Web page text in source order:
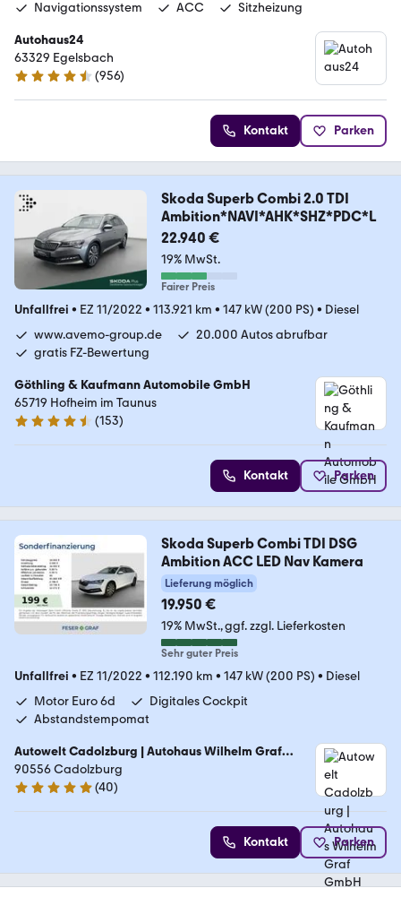
Navigationssystem
ACC Sitzheizung
Autohaus24
63329 Egelsbach
4.3 Sterne
(956)
Kontakt Parken
Skoda Superb Combi 2.0 TDI
Ambition*NAVI*AHK*SHZ*PDC*L
22.940 €
19% MwSt.
Fairer Preis
Unfallfrei • EZ 11/2022 • 113.921 km • 147 kW (200 PS) • Diesel
www.avemo-group.de
20.000 Autos abrufbar
gratis FZ-Bewertung
Göthling & Kaufmann Automobile GmbH
65719 Hofheim im Taunus
4.4 Sterne
(153)
Kontakt Parken
Skoda Superb Combi TDI DSG
Ambition ACC LED Nav Kamera
Lieferung möglich
19.950 €
19% MwSt. ggf. zzgl. Lieferkosten
Sehr guter Preis
Unfallfrei • EZ 11/2022 • 112.190 km • 147 kW (200 PS) • Diesel
Motor Euro 6d
Digitales Cockpit
Abstandstempomat
Autowelt Cadolzburg | Autohaus Wilhelm Graf
GmbH
90556 Cadolzburg
4.9 Sterne
(40)
Kontakt Parken